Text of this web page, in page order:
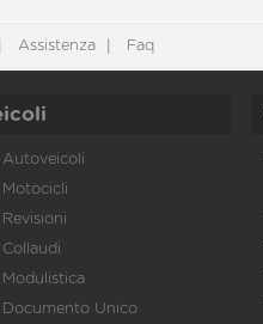
Assistenza Faq
Autoveicoli
Motocicli
Revisioni
Collaudi
Modulistica
Documento Unico